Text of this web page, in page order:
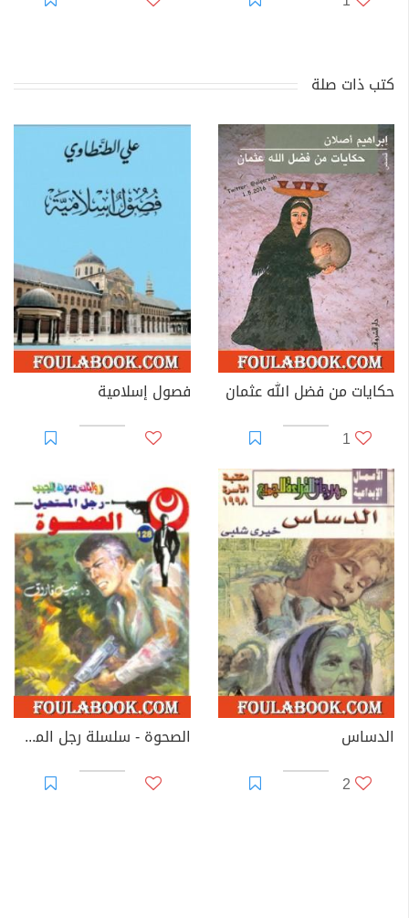
كتب ذات صلة
حكايات من فضل الله عثمان
1
فصول إسلامية
الدساس
2
الصحوة - سلسلة رجل المستحيل